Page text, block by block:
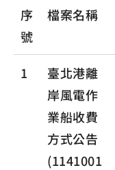
序
號
檔案名稱
1
臺北港離
岸風電作
業船收費
方式公告
(1141001